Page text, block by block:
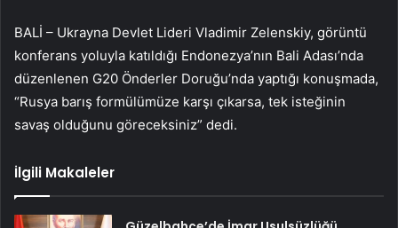
BALİ – Ukrayna Devlet Lideri Vladimir Zelenskiy, görüntü
konferans yoluyla katıldığı Endonezya’nın Bali Adası’nda
düzenlenen G20 Önderler Doruğu’nda yaptığı konuşmada,
“Rusya barış formülümüze karşı çıkarsa, tek isteğinin
savaş olduğunu göreceksiniz” dedi.
İlgili Makaleler